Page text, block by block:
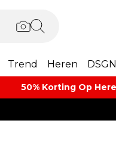
Trend Heren DSGN
50% Korting Op